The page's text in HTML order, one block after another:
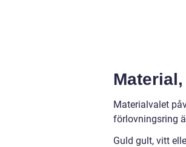
Materialvalet
förlovningsring
Guld gult, vitt